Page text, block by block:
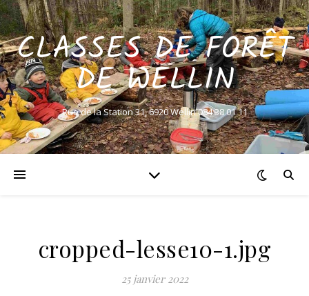
CLASSES DE FORÊT
DE WELLIN
Rue de la Station 31, 6920 Wellin 084 38 01 11
cropped-lesse10-1.jpg
25 janvier 2022